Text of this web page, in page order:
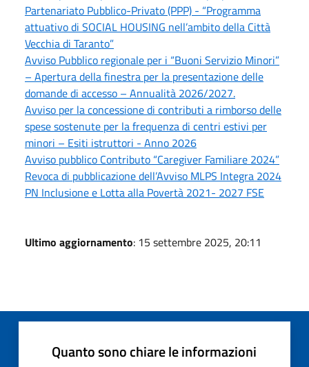
Partenariato Pubblico-Privato (PPP) - “Programma
attuativo di SOCIAL HOUSING nell’ambito della Città
Vecchia di Taranto”
Avviso Pubblico regionale per i “Buoni Servizio Minori”
– Apertura della finestra per la presentazione delle
domande di accesso – Annualità 2026/2027.
Avviso per la concessione di contributi a rimborso delle
spese sostenute per la frequenza di centri estivi per
minori – Esiti istruttori - Anno 2026
Avviso pubblico Contributo “Caregiver Familiare 2024”
Revoca di pubblicazione dell’Avviso MLPS Integra 2024
PN Inclusione e Lotta alla Povertà 2021- 2027 FSE
Ultimo aggiornamento: 15 settembre 2025, 20:11
Quanto sono chiare le informazioni